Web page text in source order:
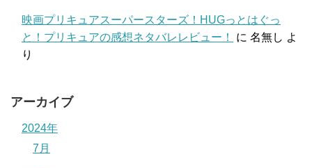
映画プリキュアスーパースターズ！HUGっとはぐっ
と！プリキュアの感想ネタバレレビュー！
に 名無し よ
り
アーカイブ
2024年
7月